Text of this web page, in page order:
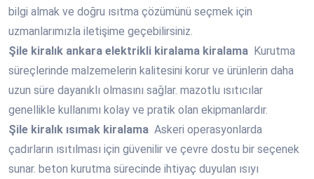
bilgi almak ve doğru ısıtma çözümünü seçmek için
uzmanlarımızla iletişime geçebilirsiniz.
Şile kiralık ankara elektrikli kiralama kiralama Kurutma
süreçlerinde malzemelerin kalitesini korur ve ürünlerin daha
uzun süre dayanıklı olmasını sağlar. mazotlu ısıtıcılar
genellikle kullanımı kolay ve pratik olan ekipmanlardır.
Şile kiralık ısımak kiralama Askeri operasyonlarda
çadırların ısıtılması için güvenilir ve çevre dostu bir seçenek
sunar. beton kurutma sürecinde ihtiyaç duyulan ısıyı